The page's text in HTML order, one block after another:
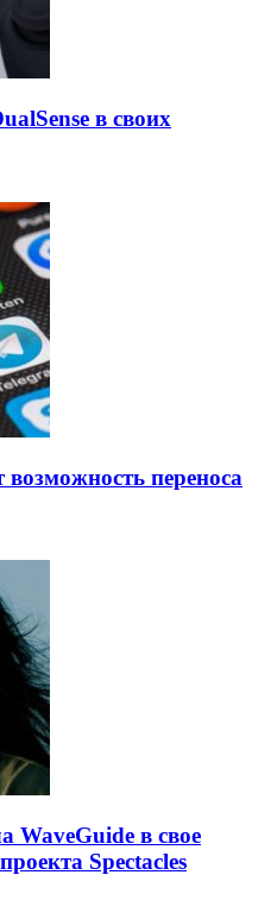
в своих
переноса
WaveGuide в свое
Spectacles